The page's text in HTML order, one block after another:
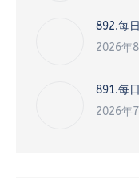
892.每
2026年
891.每
2026年